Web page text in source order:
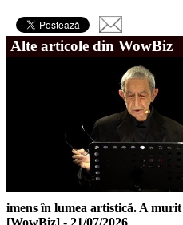
Alte articole din WowBiz
imens în lumea artistică. A